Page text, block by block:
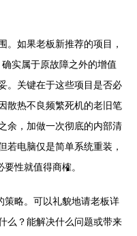
。如果老板新推荐的项目，
确实属于原故障之外的增值
。关键在于这些项目是否必
散热不良频繁死机的老旧笔
余，加做一次彻底的内部清
若电脑仅是简单系统重装，
性就值得商榷。
策略。可以礼貌地请老板详
么？能解决什么问题或带来